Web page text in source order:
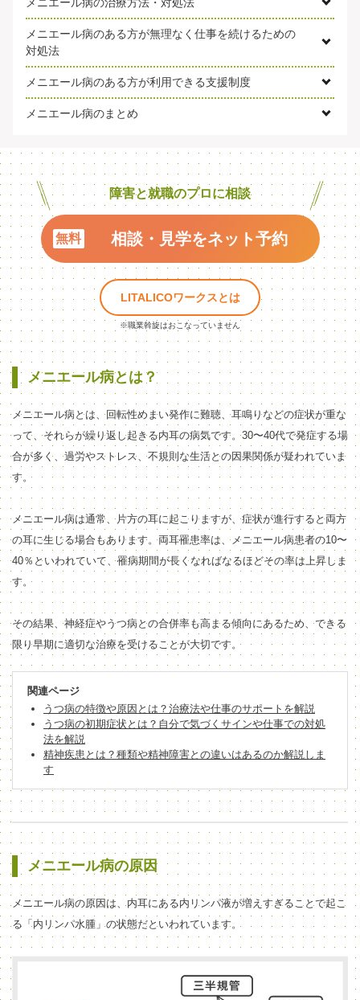
メニエール病のある方が無理なく仕事を続けるための
対処法
メニエール病のある方が利用できる支援制度
メニエール病のまとめ
障害と就職のプロに相談
相談・見学をネット予約
LITALICOワークスとは
※職業斡旋はおこなっていません
メニエール病とは？
メニエール病とは、回転性めまい発作に難聴、耳鳴りなどの症状が重な
って、それらが繰り返し起きる内耳の病気です。30〜40代で発症する場
合が多く、過労やストレス、不規則な生活との因果関係が疑われていま
す。
メニエール病は通常、片方の耳に起こりますが、症状が進行すると両方
の耳に生じる場合もあります。両耳罹患率は、メニエール病患者の10〜
40％といわれていて、罹病期間が長くなればなるほどその率は上昇しま
す。
その結果、神経症やうつ病との合併率も高まる傾向にあるため、できる
限り早期に適切な治療を受けることが大切です。
関連ページ
うつ病の特徴や原因とは？治療法や仕事のサポートを解説
うつ病の初期症状とは？自分で気づくサインや仕事での対処
法を解説
精神疾患とは？種類や精神障害との違いはあるのか解説しま
す
メニエール病の原因
メニエール病の原因は、内耳にある内リンパ液が増えすぎることで起こ
る「内リンパ水腫」の状態だといわれています。